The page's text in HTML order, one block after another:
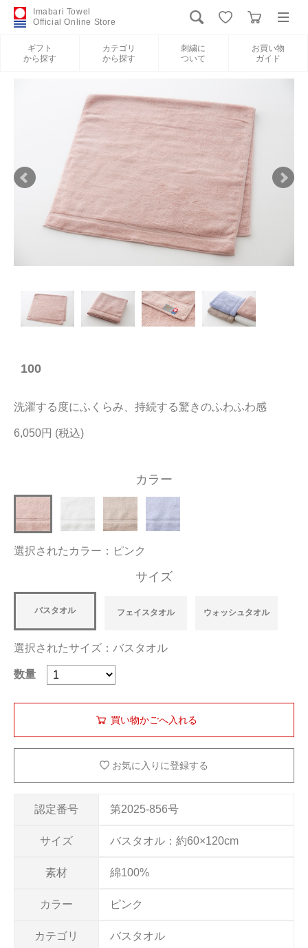
Imabari Towel
Official Online Store
ギフト
から探す
カテゴリ
から探す
刺繍に
ついて
お買い物
ガイド
新規会員登録
ギフトから探す
カテゴリから探す
刺繍について
当サイトについて
大量購入・法人向けの購入の方は
お問い合わせ
100
洗濯する度にふくらみ、持続する驚きのふわふわ感
6,050円
認定番号 第2025-856号
サイズ バスタオル：約60×120cm
素材 綿100%
カラー ピンク
カテゴリ バスタオル
カラー
選択されたカラー：ピンク
サイズ
バスタオル フェイスタオル ウォッシュタオル
選択されたサイズ：バスタオル
数量
お気に入りに登録する